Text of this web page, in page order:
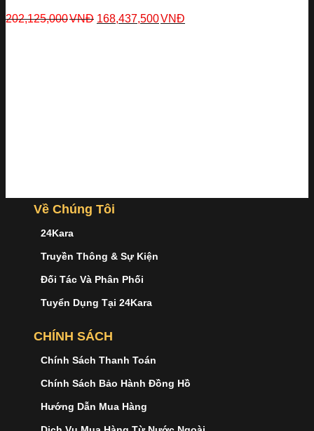
202,125,000VNĐ 168,437,500VNĐ
Về Chúng Tôi
24Kara
Truyền Thông & Sự Kiện
Đối Tác Và Phân Phối
Tuyển Dụng Tại 24Kara
CHÍNH SÁCH
Chính Sách Thanh Toán
Chính Sách Bảo Hành Đồng Hồ
Hướng Dẫn Mua Hàng